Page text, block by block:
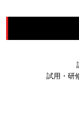
試用・研